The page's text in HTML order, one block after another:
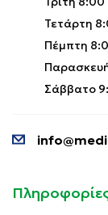
Τετάρτη
Πέμπτη
Σάββατο